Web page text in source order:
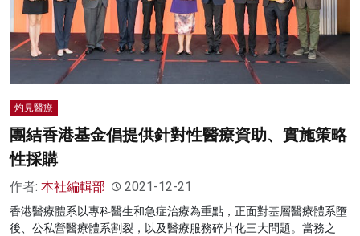
名家榜
灼見活動
關於我們
灼見醫療
團結香港基金倡提供針對性醫療資助、實施策略
性採購
作者: 本社編輯部 2021-12-21
香港醫療體系以專科醫生和急症治療為重點，正面對基層醫療體系墮
後、公私營醫療體系割裂，以及醫療服務碎片化三大問題。當務之